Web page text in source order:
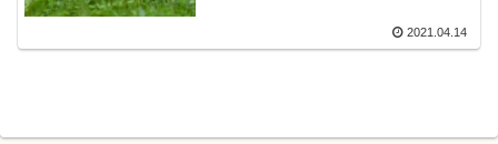
2021.04.14